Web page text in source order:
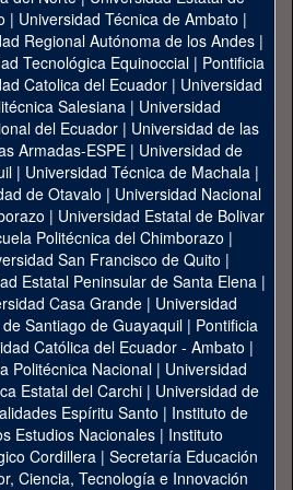
| Universidad Técnica de Ambato |
Regional Autónoma de los Andes|
Tecnológica Equinoccial| Pontificia
Catolica del Ecuador | Universidad
Salesiana | Universidad
del Ecuador | Universidad de las
Armadas-ESPE | Universidad de
| Universidad Técnica de Machala|
de Otavalo | Universidad Nacional
| Universidad Estatal de Bolivar
Politécnica del Chimborazo |
San Francisco de Quito |
Estatal Peninsular de Santa Elena|
Casa Grande | Universidad
Santiago de Guayaquil| Pontificia
Católica del Ecuador - Ambato |
Politécnica Nacional| Universidad
Estatal del Carchi| Universidad de
Espíritu Santo | Instituto de
Estudios Nacionales | Instituto
Cordillera | Secretaría Educación
Ciencia, Tecnología e Innovación